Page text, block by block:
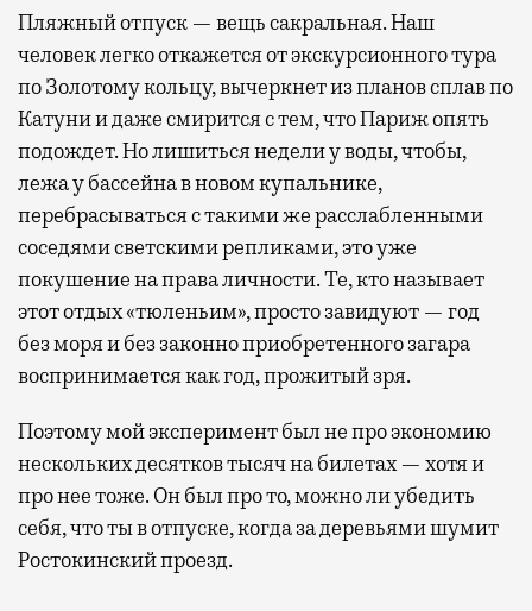
Пляжный отпуск — вещь сакральная. Наш
человек легко откажется от экскурсионного тура
по Золотому кольцу, вычеркнет из планов сплав по
Катуни и даже смирится с тем, что Париж опять
подождет. Но лишиться недели у воды, чтобы,
лежа у бассейна в новом купальнике,
перебрасываться с такими же расслабленными
соседями светскими репликами, это уже
покушение на права личности. Те, кто называет
этот отдых «тюленьим», просто завидуют — год
без моря и без законно приобретенного загара
воспринимается как год, прожитый зря.
Поэтому мой эксперимент был не про экономию
нескольких десятков тысяч на билетах — хотя и
про нее тоже. Он был про то, можно ли убедить
себя, что ты в отпуске, когда за деревьями шумит
Ростокинский проезд.